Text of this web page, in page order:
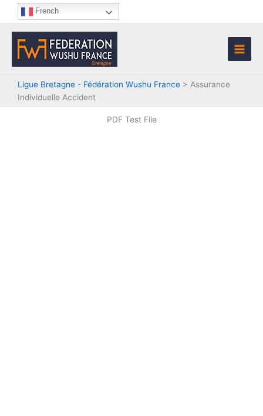
contenu
French
Ligue Bretagne - Fédération Wushu France > Assurance
Individuelle Accident
PDF Test File